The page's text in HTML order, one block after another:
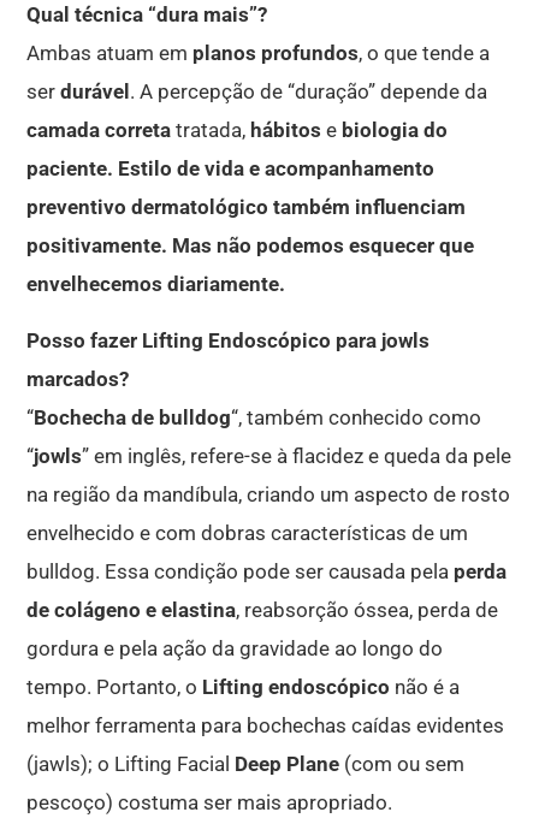
Qual técnica “dura mais”?
Ambas atuam em planos profundos, o que tende a
serdurável . A percepção de “duração” depende da
camada correta tratada, hábitos e biologia do
paciente. Estilo de vida e acompanhamento
preventivo dermatológico também influenciam
positivamente. Mas não podemos esquecer que
envelhecemos diariamente.
Posso fazer Lifting Endoscópico para jowls
marcados?
“Bochecha de bulldog“, também conhecido como
“jowls” em inglês, refere-se à flacidez e queda da pele
na região da mandíbula, criando um aspecto de rosto
envelhecido e com dobras características de um
bulldog. Essa condição pode ser causada pela perda
de colágeno e elastina, reabsorção óssea, perda de
gordura e pela ação da gravidade ao longo do
tempo. Portanto, o Lifting endoscópico não é a
melhor ferramenta para bochechas caídas evidentes
(jawls); o Lifting Facial Deep Plane (com ou sem
pescoço) costuma ser mais apropriado.